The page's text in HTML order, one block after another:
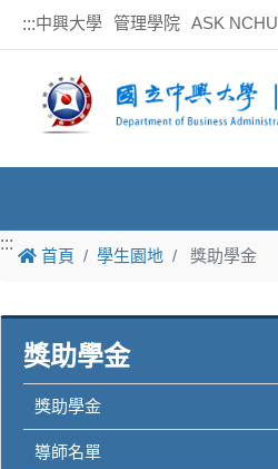
:::中興大學 管理學院 ASK NCHU
:::
首頁 學生園地 獎助學金
獎助學金
獎助學金
導師名單